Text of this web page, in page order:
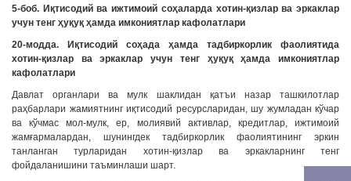
5-боб. Иқтисодий ва ижтимоий соҳаларда хотин-қизлар ва эркаклар
учун тенг ҳуқуқ ҳамда имкониятлар кафолатлари
20-модда. Иқтисодий соҳада ҳамда тадбиркорлик фаолиятида
хотин-қизлар ва эркаклар учун тенг ҳуқуқ ҳамда имкониятлар
кафолатлари
Давлат органлари ва мулк шаклидан қатъи назар ташкилотлар
раҳбарлари жамиятнинг иқтисодий ресурсларидан, шу жумладан кўчар
ва кўчмас мол-мулк, ер, молиявий активлар, кредитлар, ижтимоий
жамғармалардан, шунингдек тадбиркорлик фаолиятининг эркин
танланган турларидан хотин-қизлар ва эркакларнинг тенг
фойдаланишини таъминлаши шарт.